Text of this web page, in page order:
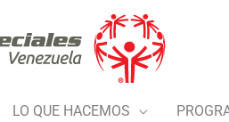
LO QUE HACEMOS